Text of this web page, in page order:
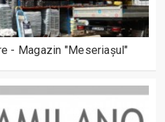
- Magazin "Meseriașul"